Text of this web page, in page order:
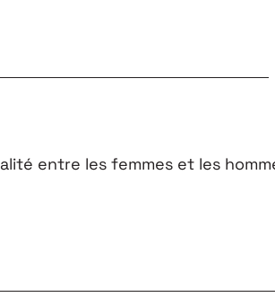
entre les femmes et les